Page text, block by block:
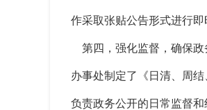
作采取张贴公告形式进行即
第四，强化监督，确保政
办事处制定了《日清、周
负责政务公开的日常监督